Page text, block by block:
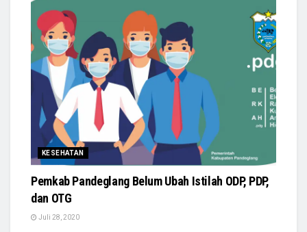
KESEHATAN
Pemkab Pandeglang Belum Ubah Istilah ODP, PDP,
dan OTG
Juli 28, 2020